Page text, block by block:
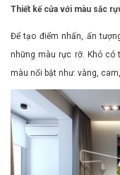
Thiết kế cửa với màu sắc
Để tạo điểm nhấn, ấn
những màu rực rỡ. Khó có
màu nổi bật như: vàng,